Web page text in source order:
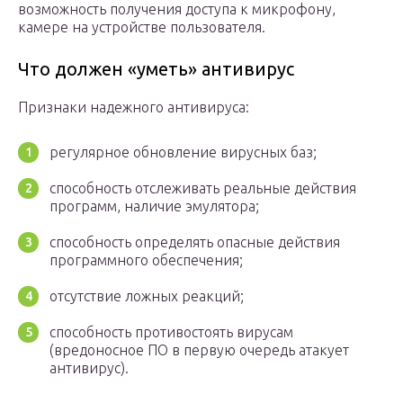
возможность получения доступа к микрофону,
камере на устройстве пользователя.
Что должен «уметь» антивирус
Признаки надежного антивируса:
регулярное обновление вирусных баз;
способность отслеживать реальные действия
программ, наличие эмулятора;
способность определять опасные действия
программного обеспечения;
отсутствие ложных реакций;
способность противостоять вирусам
(вредоносное ПО в первую очередь атакует
антивирус).